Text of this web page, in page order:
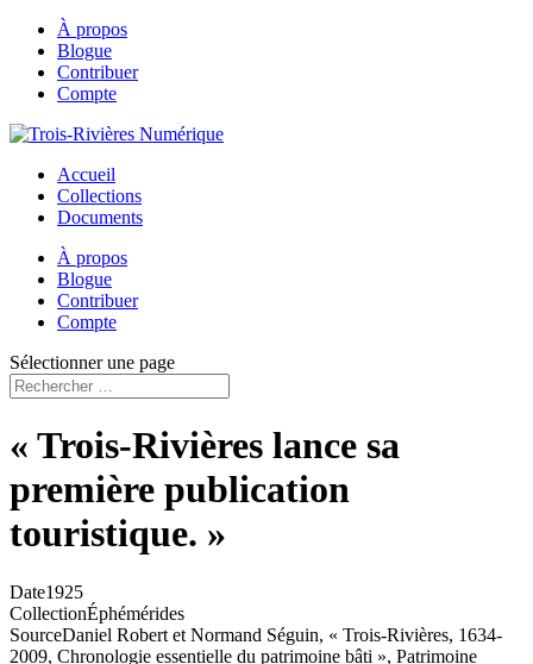
À propos
Blogue
Contribuer
Compte
Accueil
Collections
Documents
À propos
Blogue
Contribuer
Compte
Sélectionner une page
« Trois-Rivières lance sa
première publication
touristique. »
Date1925
CollectionÉphémérides
SourceDaniel Robert et Normand Séguin, « Trois-Rivières, 1634-
2009, Chronologie essentielle du patrimoine bâti », Patrimoine